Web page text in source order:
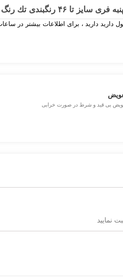
تا ۴۶ رنگبندی تك رنگ
بی قید و شرط در صورت خرابی
نمایید